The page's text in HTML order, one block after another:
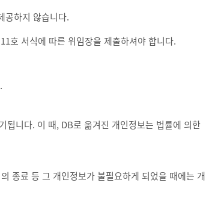
공하지 않습니다.
호 서식에 따른 위임장을 제출하셔야 합니다.
됩니다. 이 때, DB로 옮겨진 개인정보는 법률에 의한
종료 등 그 개인정보가 불필요하게 되었을 때에는 개